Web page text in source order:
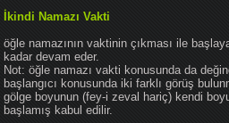
İkindi Namazı Vakti
öğle namazının vaktinin çıkması ile
kadar devam eder.
Not: öğle namazı vakti konusunda da
başlangıcı konusunda iki farklı görüş
gölge boyunun (fey-i zeval hariç) kendi
başlamış kabul edilir.